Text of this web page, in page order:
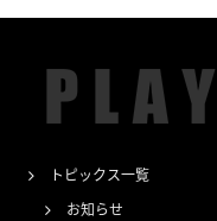
トピックス一覧
お知らせ